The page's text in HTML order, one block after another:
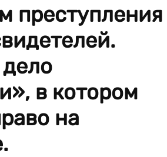
преступления
в котором
на